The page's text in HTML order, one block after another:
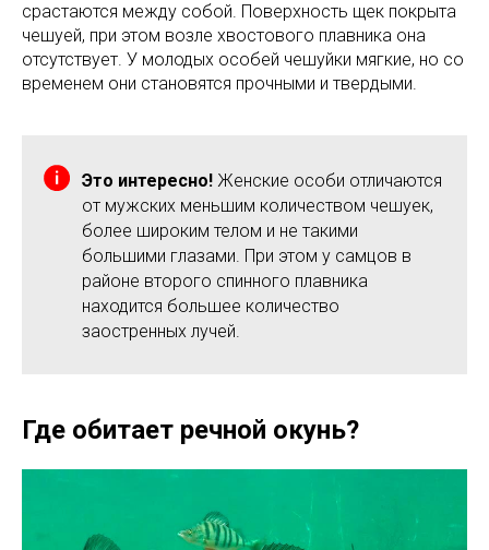
срастаются между собой. Поверхность щек покрыта
чешуей, при этом возле хвостового плавника она
отсутствует. У молодых особей чешуйки мягкие, но со
временем они становятся прочными и твердыми.
Это интересно! Женские особи отличаются
от мужских меньшим количеством чешуек,
более широким телом и не такими
большими глазами. При этом у самцов в
районе второго спинного плавника
находится большее количество
заостренных лучей.
Где обитает речной окунь?